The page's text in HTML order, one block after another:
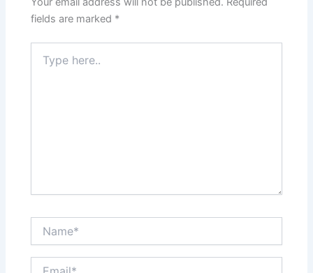
k
fields are marked *
here..